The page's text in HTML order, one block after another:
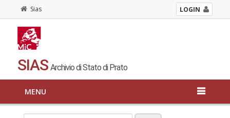
Sias LOGIN
SIAS Archivio di Stato di Prato
MENU